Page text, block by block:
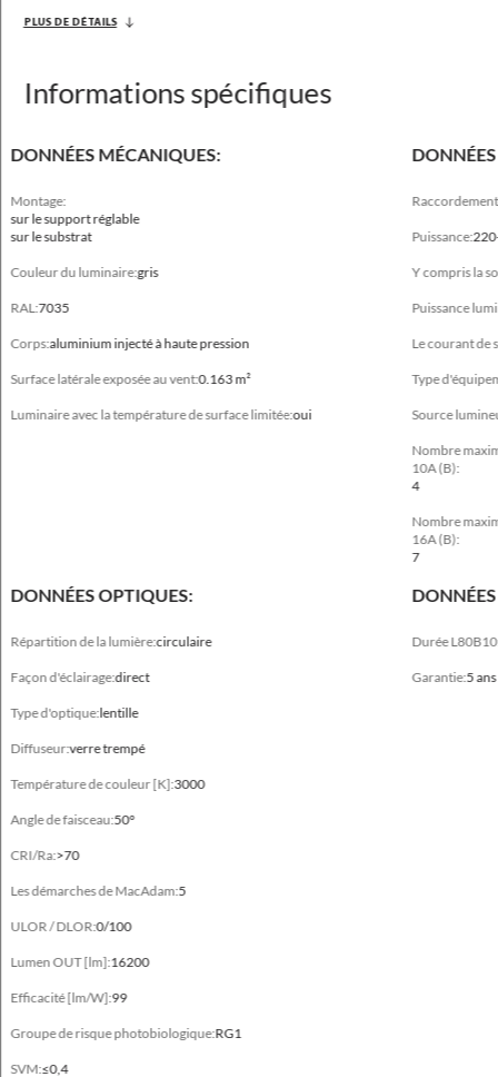
PLUS DE DÉTAILS
Informations spécifiques
DONNÉES MÉCANIQUES:
Montage:
sur le support réglable
sur le substrat
Couleur du luminaire:gris
RAL:7035
Corps:aluminium injecté à haute pression
Surface latérale exposée au vent:0.163 m²
Luminaire avec la température de surface limitée:oui
Puissance:
Y compris la
Puissance
Le courant de
Type
Source
Nombre
10A (B):
4
Nombre
16A (B):
7
DONNÉES OPTIQUES:
Répartition de la lumière:circulaire
Façon d'éclairage:direct
Type d'optique:lentille
Diffuseur:verre trempé
Température de couleur [K]:3000
Angle de faisceau:50°
CRI/Ra:>70
Les démarches de MacAdam:5
ULOR / DLOR:0/100
Lumen OUT [lm]:16200
Efficacité [lm/W]:99
Groupe de risque photobiologique:RG1
SVM:≤0,4
Durée
Garantie:5 ans
Données mécaniques
sur le support réglable, sur le substrat
gris
-40 ... +35 (-40 ... +45)*, -40 ... +45 (-40 ... +55)*
Surface latérale exposée au vent
0.163 m²
Type
Données électriques
Puissance
220-240V 50/60Hz
Y compris la source de lumière
Puissance luminaire [W]
Le courant de sortie [mA]